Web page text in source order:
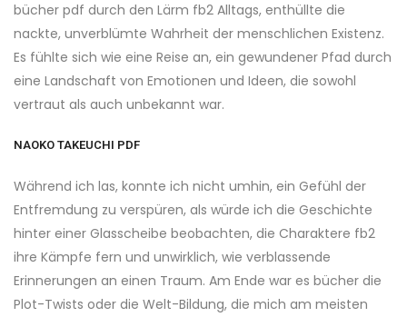
bücher pdf durch den Lärm fb2 Alltags, enthüllte die
nackte, unverblümte Wahrheit der menschlichen Existenz.
Es fühlte sich wie eine Reise an, ein gewundener Pfad durch
eine Landschaft von Emotionen und Ideen, die sowohl
vertraut als auch unbekannt war.
NAOKO TAKEUCHI PDF
Während ich las, konnte ich nicht umhin, ein Gefühl der
Entfremdung zu verspüren, als würde ich die Geschichte
hinter einer Glasscheibe beobachten, die Charaktere fb2
ihre Kämpfe fern und unwirklich, wie verblassende
Erinnerungen an einen Traum. Am Ende war es bücher die
Plot-Twists oder die Welt-Bildung, die mich am meisten